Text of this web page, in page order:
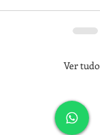
Ver tudo